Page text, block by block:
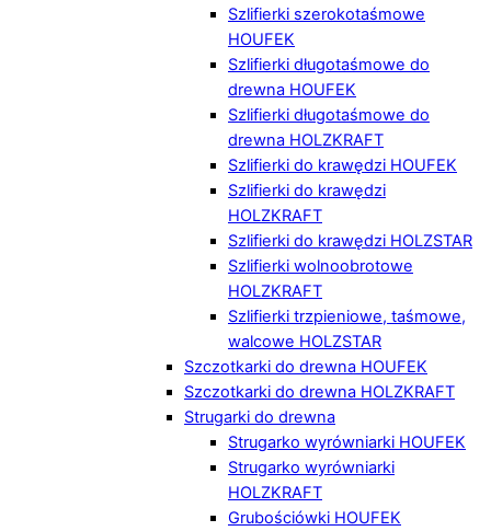
Szlifierki szerokotaśmowe
HOUFEK
Szlifierki długotaśmowe do
drewna HOUFEK
Szlifierki długotaśmowe do
drewna HOLZKRAFT
Szlifierki do krawędzi HOUFEK
Szlifierki do krawędzi
HOLZKRAFT
Szlifierki do krawędzi HOLZSTAR
Szlifierki wolnoobrotowe
HOLZKRAFT
Szlifierki trzpieniowe, taśmowe,
walcowe HOLZSTAR
Szczotkarki do drewna HOUFEK
Szczotkarki do drewna HOLZKRAFT
Strugarki do drewna
Strugarko wyrówniarki HOUFEK
Strugarko wyrówniarki
HOLZKRAFT
Grubościówki HOUFEK